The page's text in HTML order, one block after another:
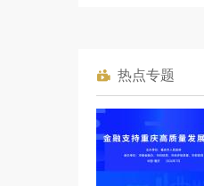
热点专题